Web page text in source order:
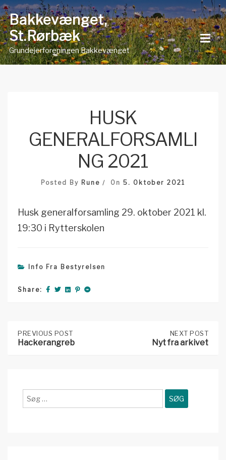
Skip
to
content
Bakkevænget,
St.Rørbæk
Grundejerforeningen Bakkevænget
HUSK
GENERALFORSAMLI
NG 2021
Posted By Rune On 5. Oktober 2021
Husk generalforsamling 29. oktober 2021 kl.
19:30 i Rytterskolen
Info Fra Bestyrelsen
Share:
Post
PREVIOUS
POST:
HACKERANGREB
PREVIOUS POST
Hackerangreb
NEXT POST
Nyt fra arkivet
efter: